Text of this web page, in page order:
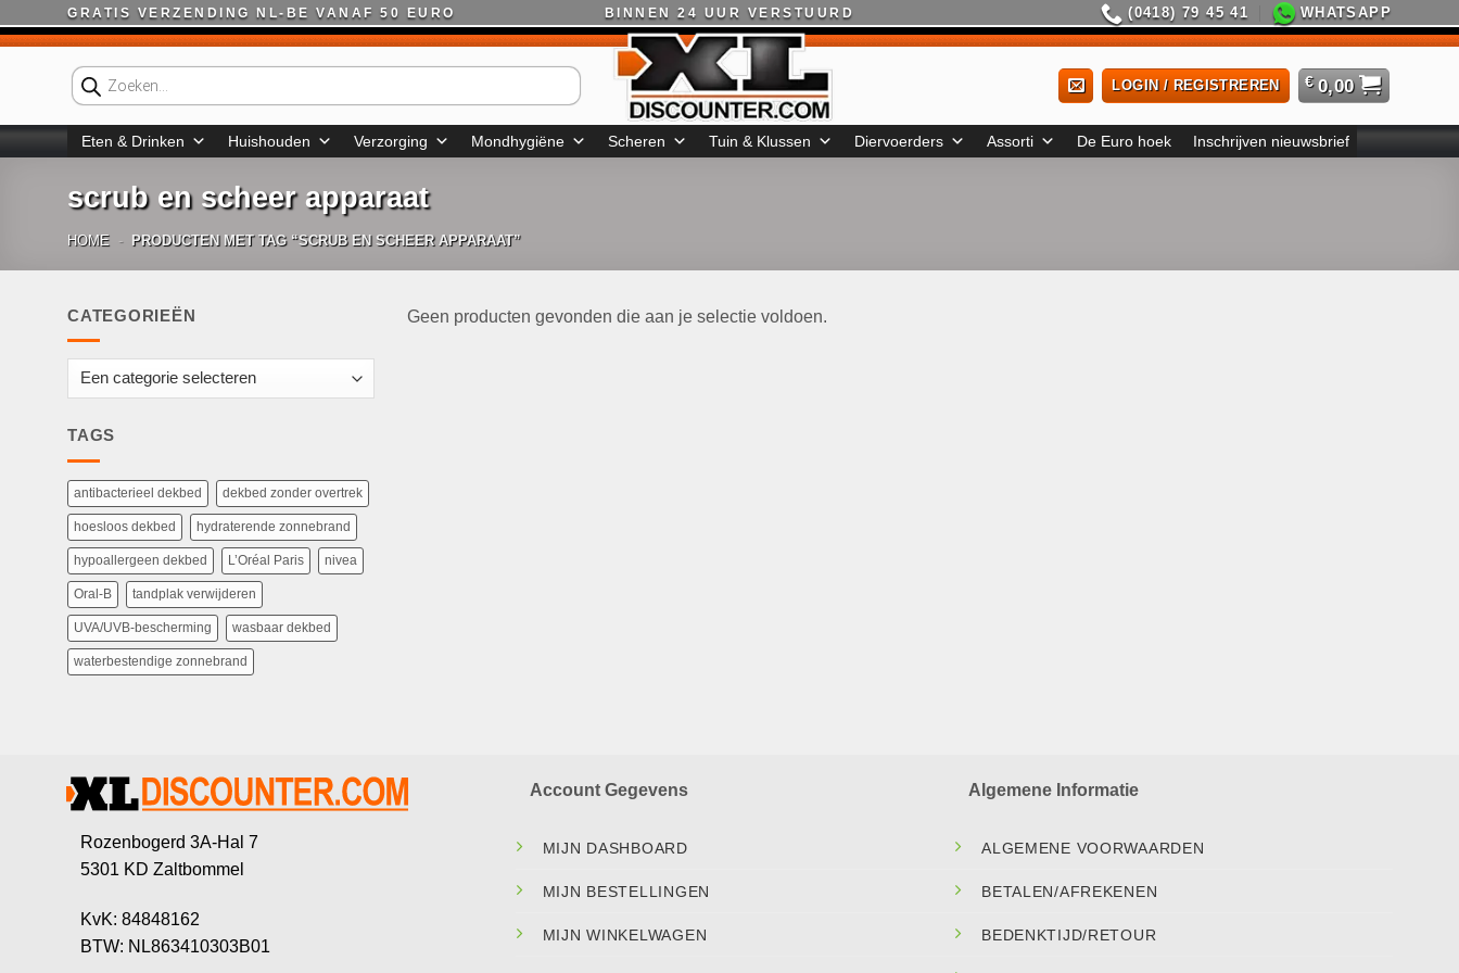
naar
GRATIS VERZENDING NL-BE VANAF 50 EURO BINNEN 24 UUR VERSTUURD (0418) 79 45 41 WHATSAPP
Producten
zoeken
LOGIN / REGISTREREN € 0,00
Eten & Drinken Huishouden Verzorging Mondhygiëne Scheren Tuin & Klussen Diervoerders Assorti De Euro hoek Inschrijven nieuwsbrief
scrub en scheer apparaat
HOME - PRODUCTEN MET TAG “SCRUB EN SCHEER APPARAAT”
CATEGORIEËN
TAGS
antibacterieel dekbed dekbed zonder overtrek
hoesloos dekbed hydraterende zonnebrand
hypoallergeen dekbed L’Oréal Paris nivea
Oral-B tandplak verwijderen
UVA/UVB-bescherming wasbaar dekbed
waterbestendige zonnebrand
Geen producten gevonden die aan je selectie voldoen.
Rozenbogerd 3A-Hal 7
5301 KD Zaltbommel
KvK: 84848162
BTW: NL863410303B01
Account Gegevens
MIJN DASHBOARD
MIJN BESTELLINGEN
MIJN WINKELWAGEN
Algemene Informatie
ALGEMENE VOORWAARDEN
BETALEN/AFREKENEN
BEDENKTIJD/RETOUR